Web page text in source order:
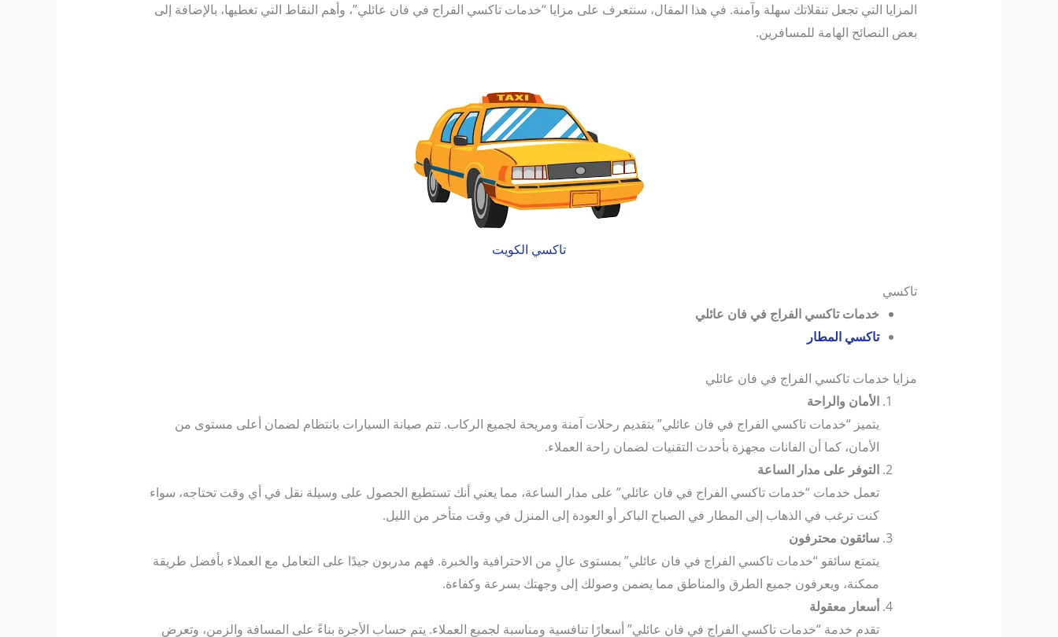
المزايا التي تجعل تنقلاتك سهلة وآمنة. في هذا المقال، سنتعرف على مزايا “خدمات تاكسي الفراج في فان عائلي”، وأهم النقاط التي تغطيها، بالإضافة إلى
بعض النصائح الهامة للمسافرين.
تاكسي الكويت
تاكسي
خدمات تاكسي الفراج في فان عائلي
تاكسي المطار
مزايا خدمات تاكسي الفراج في فان عائلي
الأمان والراحة
يتميز “خدمات تاكسي الفراج في فان عائلي” بتقديم رحلات آمنة ومريحة لجميع الركاب. تتم صيانة السيارات بانتظام لضمان أعلى مستوى من
الأمان، كما أن الفانات مجهزة بأحدث التقنيات لضمان راحة العملاء.
التوفر على مدار الساعة
تعمل خدمات “خدمات تاكسي الفراج في فان عائلي” على مدار الساعة، مما يعني أنك تستطيع الحصول على وسيلة نقل في أي وقت تحتاجه، سواء
كنت ترغب في الذهاب إلى المطار في الصباح الباكر أو العودة إلى المنزل في وقت متأخر من الليل.
سائقون محترفون
يتمتع سائقو “خدمات تاكسي الفراج في فان عائلي” بمستوى عالٍ من الاحترافية والخبرة. فهم مدربون جيدًا على التعامل مع العملاء بأفضل طريقة
ممكنة، ويعرفون جميع الطرق والمناطق مما يضمن وصولك إلى وجهتك بسرعة وكفاءة.
أسعار معقولة
تقدم خدمة “خدمات تاكسي الفراج في فان عائلي” أسعارًا تنافسية ومناسبة لجميع العملاء. يتم حساب الأجرة بناءً على المسافة والزمن، وتعرض